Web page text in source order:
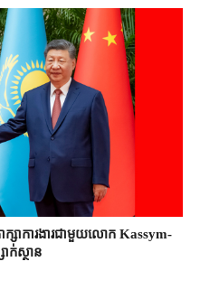
សា​ការងារជាមួយ​លោក Kassym-
ក់ស្ថាន​